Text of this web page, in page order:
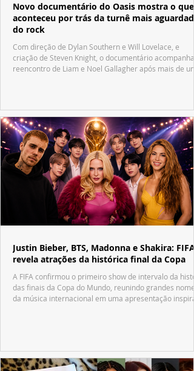
Novo documentário do Oasis mostra o que
aconteceu por trás da turnê mais aguardada
do rock
Com direção de Dylan Southern e Will Lovelace, e
criação de Steven Knight, o documentário acompanha
reencontro de Liam e Noel Gallagher após mais de
Justin Bieber, BTS, Madonna e Shakira: FIFA
revela atrações da histórica final da Copa
A FIFA confirmou o primeiro show de intervalo da
das finais da Copa do Mundo, reunindo grandes nomes
da música internacional em uma apresentação